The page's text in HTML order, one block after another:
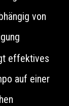
von
effektives
auf einer